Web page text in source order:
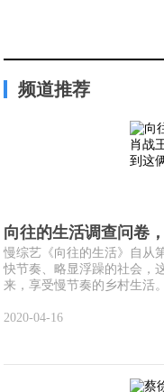
频道推荐
向往的生活调查问卷
慢综艺《向往的生活》自从
快节奏、略显浮躁的社会，
来，享受慢节奏的乡村生活
2020-04-16